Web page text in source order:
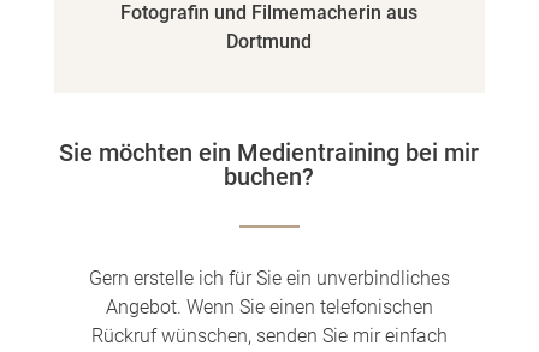
Fotografin und Filmemacherin aus
Dortmund
Sie möchten ein Medientraining bei mir
buchen?
Gern erstelle ich für Sie ein unverbindliches
Angebot. Wenn Sie einen telefonischen
Rückruf wünschen, senden Sie mir einfach